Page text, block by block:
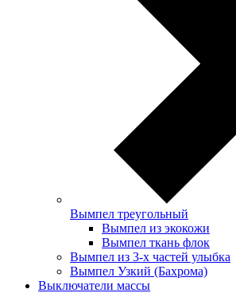
Вымпел треугольный
Вымпел из экокожи
Вымпел ткань флок
Вымпел из 3-х частей улыбка
Вымпел Узкий (Бахрома)
Выключатели массы